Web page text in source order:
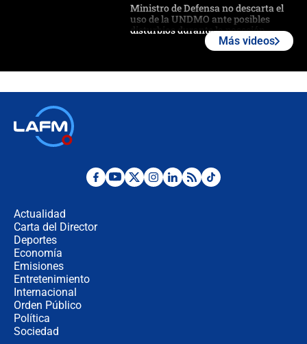
Ministro de Defensa no descarta el
uso de la UNDMO ante posibles
disturbios durante la posesión
Las seis de las 6 con Juan Lozano |
Más videos
Actualidad
Carta del Director
Deportes
Economía
Emisiones
Entretenimiento
Internacional
Orden Público
Política
Sociedad